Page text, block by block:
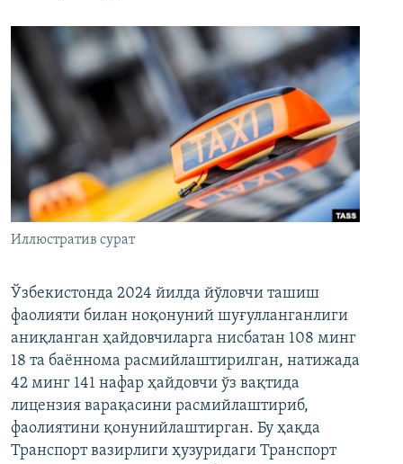
Иллюстратив сурат
Ўзбекистонда 2024 йилда йўловчи ташиш
фаолияти билан ноқонуний шуғулланганлиги
аниқланган ҳайдовчиларга нисбатан 108 минг
18 та баённома расмийлаштирилган, натижада
42 минг 141 нафар ҳайдовчи ўз вақтида
лицензия варақасини расмийлаштириб,
фаолиятини қонунийлаштирган. Бу ҳақда
Транспорт вазирлиги ҳузуридаги Транспорт